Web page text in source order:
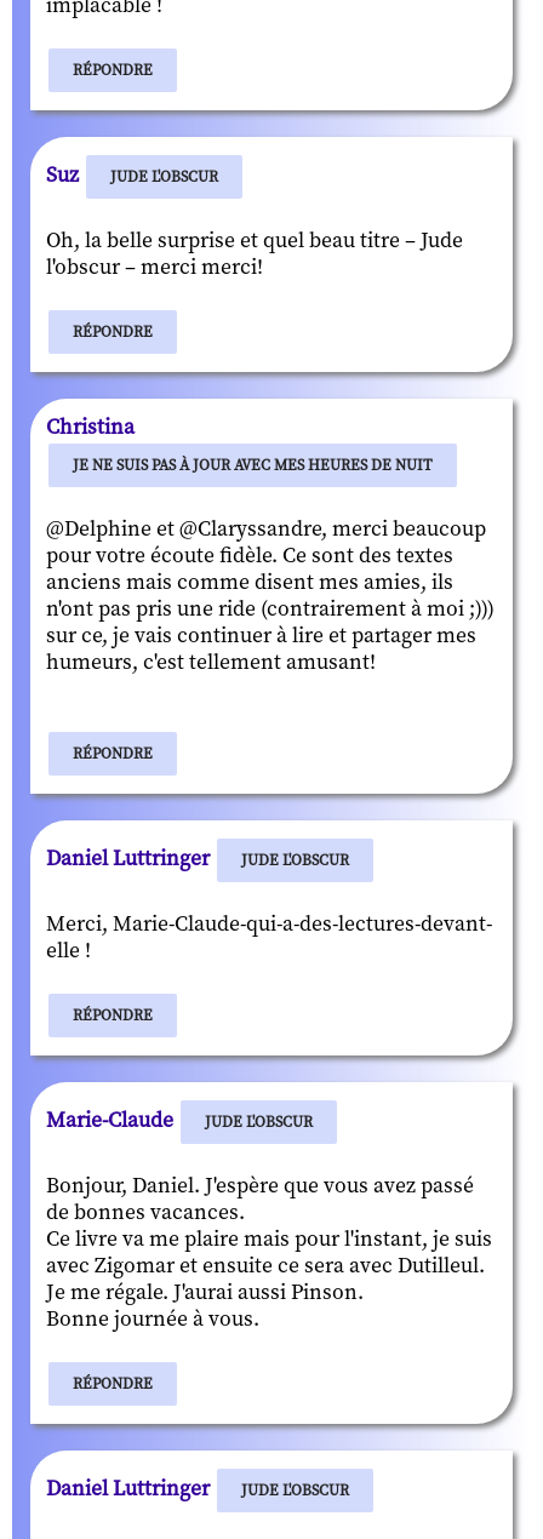
implacable !
RÉPONDRE
Suz JUDE L'OBSCUR
Oh, la belle surprise et quel beau titre – Jude
l'obscur – merci merci!
RÉPONDRE
Christina
JE NE SUIS PAS À JOUR AVEC MES HEURES DE NUIT
@Delphine et @Claryssandre, merci beaucoup
pour votre écoute fidèle. Ce sont des textes
anciens mais comme disent mes amies, ils
n'ont pas pris une ride (contrairement à moi ;)))
sur ce, je vais continuer à lire et partager mes
humeurs, c'est tellement amusant!
RÉPONDRE
Daniel Luttringer JUDE L'OBSCUR
Merci, Marie-Claude-qui-a-des-lectures-devant-
elle !
RÉPONDRE
Marie-Claude JUDE L'OBSCUR
Bonjour, Daniel. J'espère que vous avez passé
de bonnes vacances.
Ce livre va me plaire mais pour l'instant, je suis
avec Zigomar et ensuite ce sera avec Dutilleul.
Je me régale. J'aurai aussi Pinson.
Bonne journée à vous.
RÉPONDRE
Daniel Luttringer JUDE L'OBSCUR